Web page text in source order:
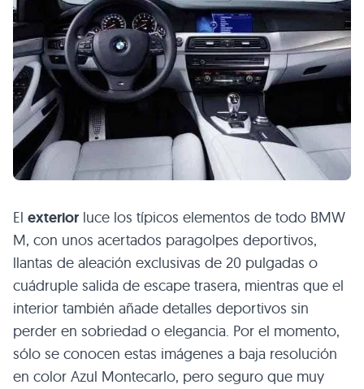
El exterior luce los típicos elementos de todo BMW
M, con unos acertados paragolpes deportivos,
llantas de aleación exclusivas de 20 pulgadas o
cuádruple salida de escape trasera, mientras que el
interior también añade detalles deportivos sin
perder en sobriedad o elegancia. Por el momento,
sólo se conocen estas imágenes a baja resolución
en color Azul Montecarlo, pero seguro que muy